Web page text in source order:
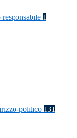
1
politico 131